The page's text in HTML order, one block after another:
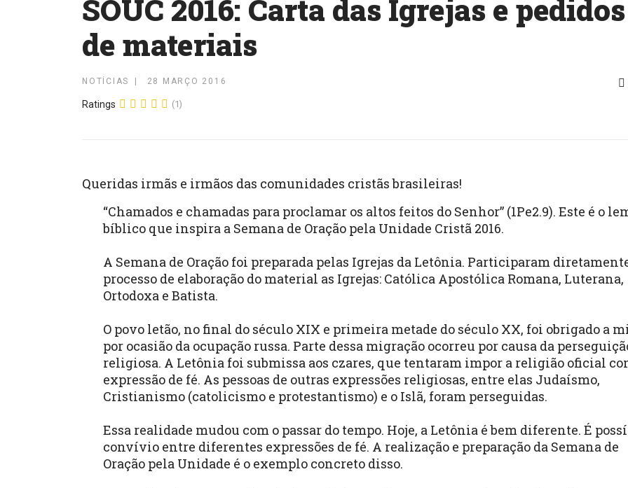
SOUC 2016: Carta das Igrejas e pedidos
de materiais
NOTÍCIAS 28 MARÇO 2016
Ratings (1)
Queridas irmãs e irmãos das comunidades cristãs brasileiras!
“Chamados e chamadas para proclamar os altos feitos do Senhor” (1Pe2.9). Este é o
bíblico que inspira a Semana de Oração pela Unidade Cristã 2016.
A Semana de Oração foi preparada pelas Igrejas da Letônia. Participaram
processo de elaboração do material as Igrejas: Católica Apostólica Romana, Luterana,
Ortodoxa e Batista.
O povo letão, no final do século XIX e primeira metade do século XX, foi obrigado a
por ocasião da ocupação russa. Parte dessa migração ocorreu por causa da
religiosa. A Letônia foi submissa aos czares, que tentaram impor a religião oficial
expressão de fé. As pessoas de outras expressões religiosas, entre elas Judaísmo,
Cristianismo (catolicismo e protestantismo) e o Islã, foram perseguidas.
Essa realidade mudou com o passar do tempo. Hoje, a Letônia é bem diferente. É
convívio entre diferentes expressões de fé. A realização e preparação da Semana de
Oração pela Unidade é o exemplo concreto disso.